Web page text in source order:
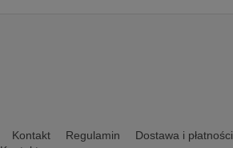
Kontakt Regulamin Dostawa i płatności